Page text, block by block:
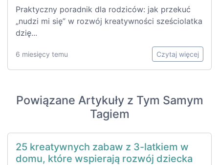
Praktyczny poradnik dla rodziców: jak przekuć
„nudzi mi się” w rozwój kreatywności sześciolatka
dzię...
6 miesięcy temu Czytaj więcej
Powiązane Artykuły z Tym Samym
Tagiem
25 kreatywnych zabaw z 3-latkiem w
domu, które wspierają rozwój dziecka